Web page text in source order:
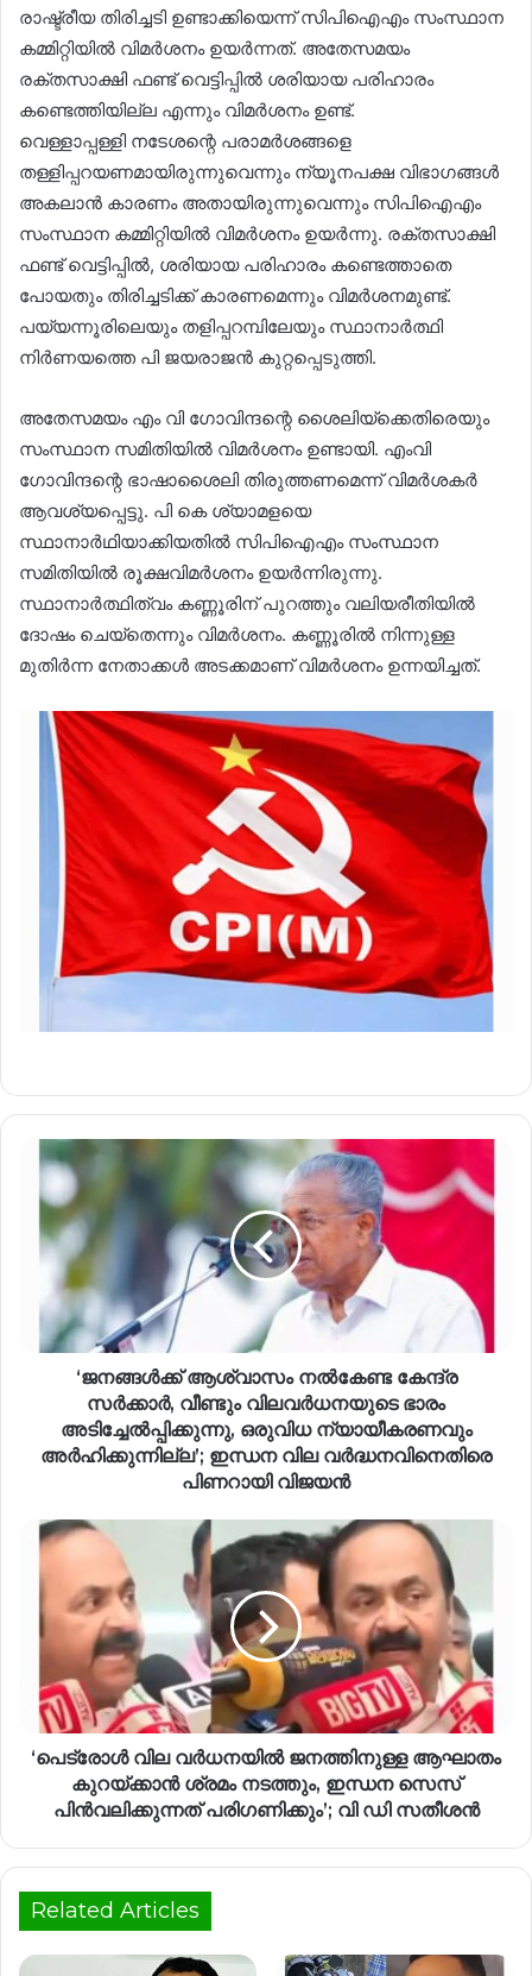
രാഷ്ട്രീയ തിരിച്ചടി ഉണ്ടാക്കിയെന്ന് സിപിഐഎം സംസ്ഥാന
കമ്മിറ്റിയിൽ വിമർശനം ഉയർന്നത്. അതേസമയം
രക്തസാക്ഷി ഫണ്ട് വെട്ടിപ്പിൽ ശരിയായ പരിഹാരം
കണ്ടെത്തിയില്ല എന്നും വിമർശനം ഉണ്ട്.
വെള്ളാപ്പള്ളി നടേശന്റെ പരാമർശങ്ങളെ
തള്ളിപ്പറയണമായിരുന്നുവെന്നും ന്യൂനപക്ഷ വിഭാ​ഗങ്ങൾ
അകലാൻ കാരണം അതായിരുന്നുവെന്നും സിപിഐഎം
സംസ്ഥാന കമ്മിറ്റിയിൽ വിമർശനം ഉയർന്നു. രക്തസാക്ഷി
ഫണ്ട് വെട്ടിപ്പിൽ, ശരിയായ പരിഹാരം കണ്ടെത്താതെ
പോയതും തിരിച്ചടിക്ക് കാരണമെന്നും വിമർശനമുണ്ട്.
പയ്യന്നൂരിലെയും തളിപ്പറമ്പിലേയും സ്ഥാനാർത്ഥി
നിർണയത്തെ പി ജയരാജൻ കുറ്റപ്പെടുത്തി.
അതേസമയം എം വി ഗോവിന്ദന്റെ ശൈലിയ്ക്കെതിരെയും
സംസ്ഥാന സമിതിയിൽ വിമർശനം ഉണ്ടായി. എംവി
ഗോവിന്ദന്റെ ഭാഷാശൈലി തിരുത്തണമെന്ന് വിമർശകർ
ആവശ്യപ്പെട്ടു. പി കെ ശ്യാമളയെ
സ്ഥാനാർഥിയാക്കിയതിൽ സിപിഐഎം സംസ്ഥാന
സമിതിയിൽ രൂക്ഷവിമർശനം ഉയർന്നിരുന്നു.
സ്ഥാനാർത്ഥിത്വം കണ്ണൂരിന് പുറത്തും വലിയരീതിയിൽ
ദോഷം ചെയ്തെന്നും വിമർശനം. കണ്ണൂരിൽ നിന്നുള്ള
മുതിർന്ന നേതാക്കൾ അടക്കമാണ് വിമർശനം ഉന്നയിച്ചത്.
‘ജനങ്ങൾക്ക് ആശ്വാസം നൽകേണ്ട കേന്ദ്ര
സർക്കാർ, വീണ്ടും വിലവർധനയുടെ ഭാരം
അടിച്ചേൽപ്പിക്കുന്നു, ഒരുവിധ ന്യായീകരണവും
അർഹിക്കുന്നില്ല’; ഇന്ധന വില വർദ്ധനവിനെതിരെ
പിണറായി വിജയൻ
‘പെട്രോൾ വില വർധനയിൽ ജനത്തിനുള്ള ആഘാതം
കുറയ്ക്കാൻ ശ്രമം നടത്തും, ഇന്ധന സെസ്
പിൻവലിക്കുന്നത് പരിഗണിക്കും’; വി ഡി സതീശൻ
Related Articles